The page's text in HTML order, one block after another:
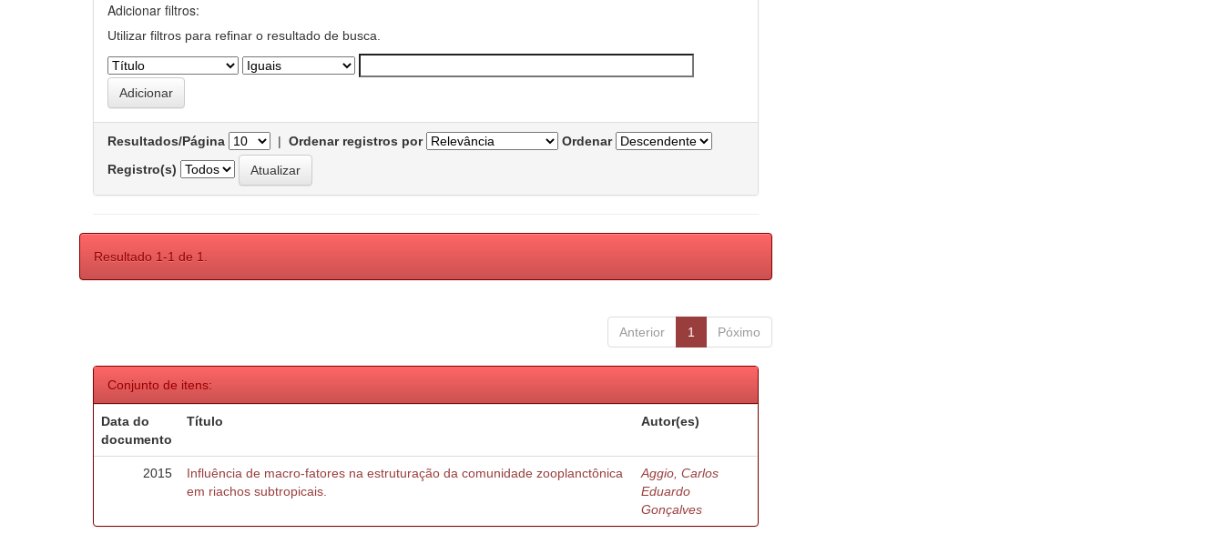
Adicionar filtros:
Utilizar filtros para refinar o resultado de busca.
Resultados/Página | Ordenar registros por
Ordenar
Registro(s)
Resultado 1-1 de 1.
Anterior 1 Póximo
Conjunto de itens:
Data do
documento
Título Autor(es)
2015
Influência de macro-fatores na estruturação da comunidade zooplanctônica
em riachos subtropicais.
Aggio, Carlos
Eduardo
Gonçalves